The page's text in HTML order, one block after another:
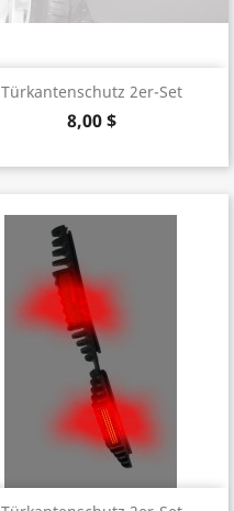
Türkantenschutz 2er-Set
8,00 $